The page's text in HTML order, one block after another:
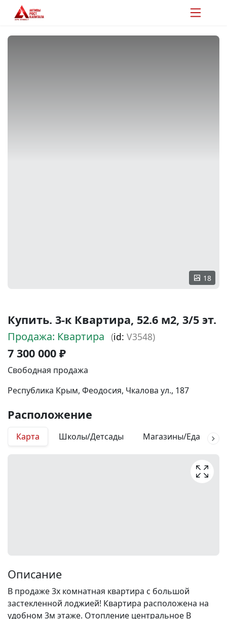
18
Купить. 3-к Квартира, 52.6 м2, 3/5 эт.
Продажа: Квартира (id: V3548)
7 300 000 ₽
Свободная продажа
Республика Крым, Феодосия, Чкалова ул., 187
Расположение
Карта Школы/Детсады Магазины/Еда
Описание
В продаже 3х комнатная квартира с большой
застекленной лоджией! Квартира расположена на
удобном 3м этаже. Отопление центральное В